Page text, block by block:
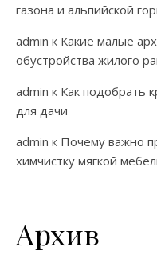
газона и альпийской
admin к Какие малые
обустройства жилого
admin к Как подобрать
для дачи
admin к Почему важно
химчистку мягкой
Архив